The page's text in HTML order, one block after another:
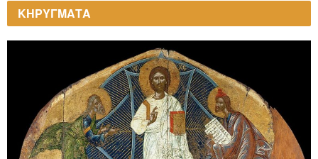
ΚΗΡΥΓΜΑΤΑ